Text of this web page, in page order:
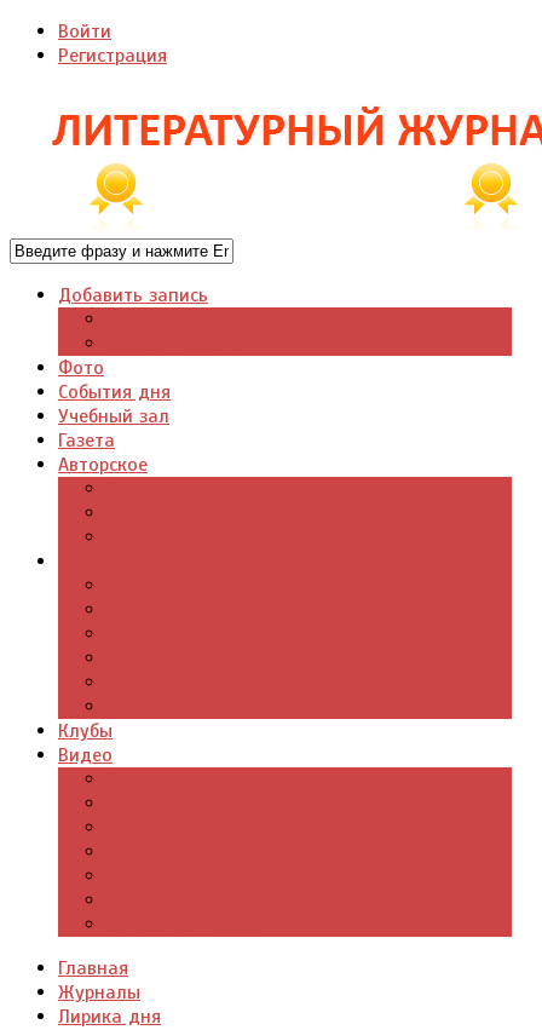
Войти
Регистрация
Добавить запись
Фото
События дня
Учебный зал
Газета
Авторское
Клубы
Видео
Главная
Журналы
Лирика дня